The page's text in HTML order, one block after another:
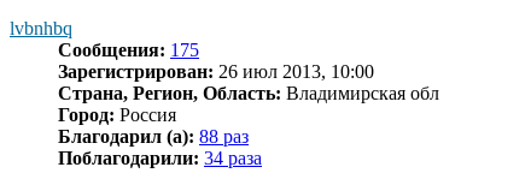
lvbnhbq
Сообщения: 175
Зарегистрирован: 26 июл 2013, 10:00
Страна, Регион, Область: Владимирская обл
Город: Россия
Благодарил (а): 88 раз
Поблагодарили: 34 раза